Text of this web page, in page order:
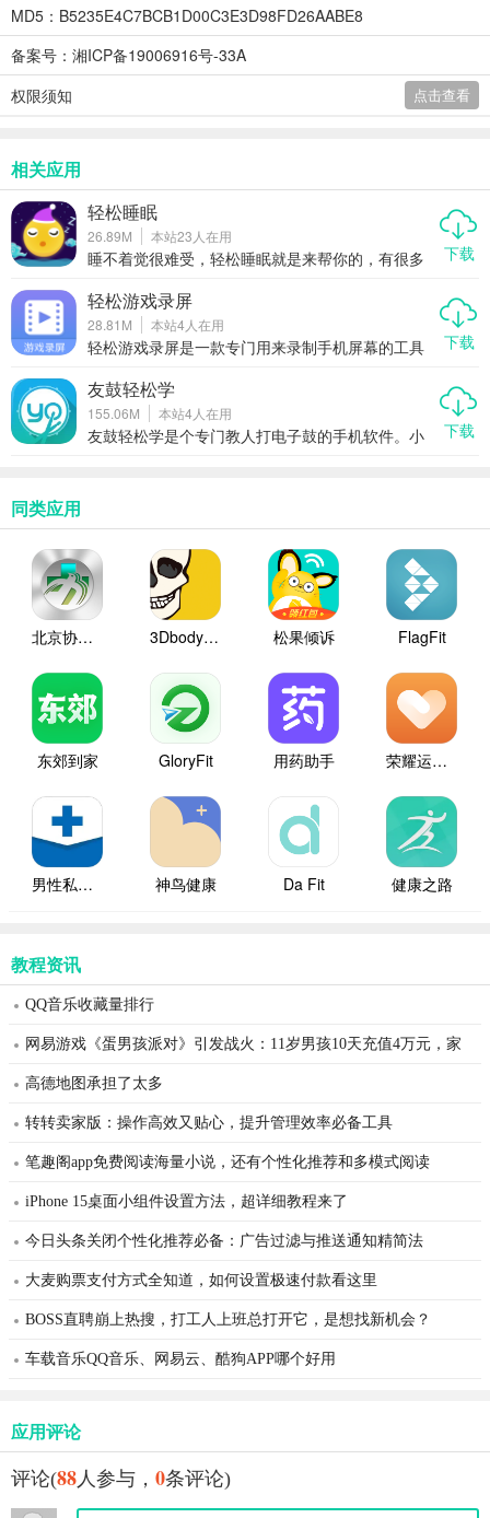
MD5：B5235E4C7BCB1D00C3E3D98FD26AABE8
备案号：湘ICP备19006916号-33A
权限须知
点击查看
相关应用
轻松睡眠
26.89M 本站23 人在用
睡不着觉很难受，轻松睡眠就是来帮你的，有很多
让你快速放松，焦虑压力消散，身心舒展，告别失
眠，夜夜安睡。
下载
轻松游戏录屏
28.81M 本站4 人在用
轻松游戏录屏是一款专门用来录制手机屏幕的工具
楚流畅。文件大小合适，不占空间。用户不用学复
杂操作，点开就能用，平时保存画面很方便。
下载
友鼓轻松学
155.06M 本站4 人在用
友鼓轻松学是个专门教人打电子鼓的手机软件。小
下载
同类应用
北京协和医院 3Dbody解剖 松果倾诉 FlagFit
东郊到家 GloryFit 用药助手 荣耀运动健康
男性私人医生 神鸟健康 Da Fit 健康之路
教程资讯
QQ音乐收藏量排行
网易游戏《蛋男孩派对》引发战火：11岁男孩10天充值4万元，家
长投诉上万
高德地图承担了太多
转转卖家版：操作高效又贴心，提升管理效率必备工具
笔趣阁app免费阅读海量小说，还有个性化推荐和多模式阅读
iPhone 15桌面小组件设置方法，超详细教程来了
今日头条关闭个性化推荐必备：广告过滤与推送通知精简法
大麦购票支付方式全知道，如何设置极速付款看这里
BOSS直聘崩上热搜，打工人上班总打开它，是想找新机会？
车载音乐QQ音乐、网易云、酷狗APP哪个好用
应用评论
评论(88人参与， 0条评论)